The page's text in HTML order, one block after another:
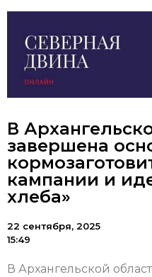
В
завершена
кампании и
хлеба»
22 сентября, 2025
15:49
В Архангельской